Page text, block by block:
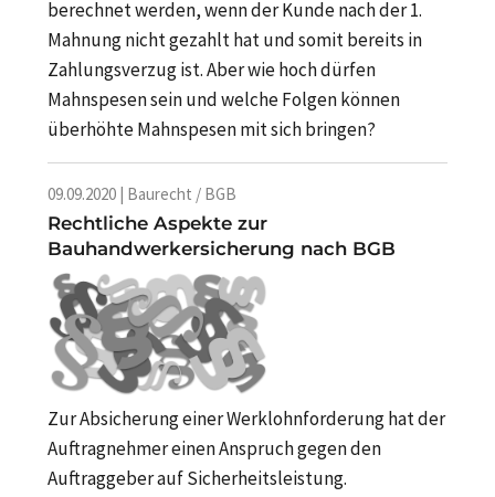
berechnet werden, wenn der Kunde nach der 1.
Mahnung nicht gezahlt hat und somit bereits in
Zahlungsverzug ist. Aber wie hoch dürfen
Mahnspesen sein und welche Folgen können
überhöhte Mahnspesen mit sich bringen?
09.09.2020 | Baurecht / BGB
Rechtliche Aspekte zur
Bauhandwerkersicherung nach BGB
Zur Absicherung einer Werklohnforderung hat der
Auftragnehmer einen Anspruch gegen den
Auftraggeber auf Sicherheitsleistung.